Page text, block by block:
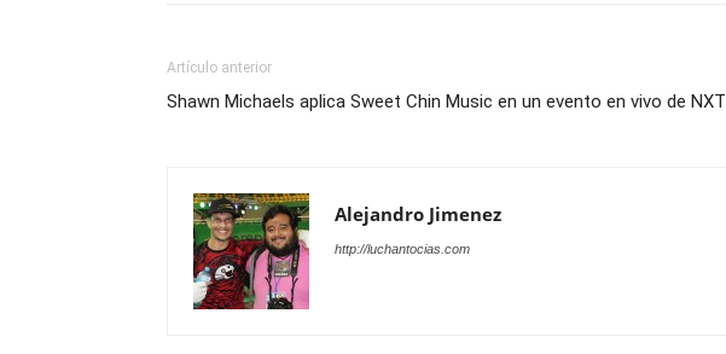
Artículo anterior
Shawn Michaels aplica Sweet Chin Music en un evento en vivo de NXT
Alejandro Jimenez
http://luchantocias.com